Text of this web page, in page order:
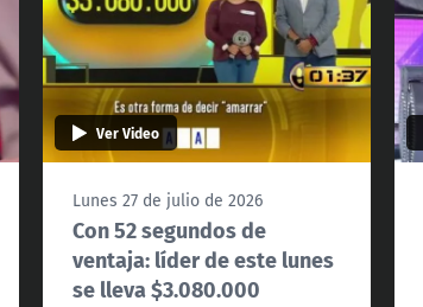
Ver Video
Lunes 27 de julio de 2026
Con 52 segundos de
ventaja: líder de este lunes
se lleva $3.080.000